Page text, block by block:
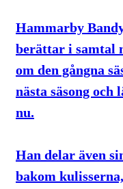
Hammarby
berättar i samtal
om den gångna
nästa säsong
nu.
Han delar även
bakom